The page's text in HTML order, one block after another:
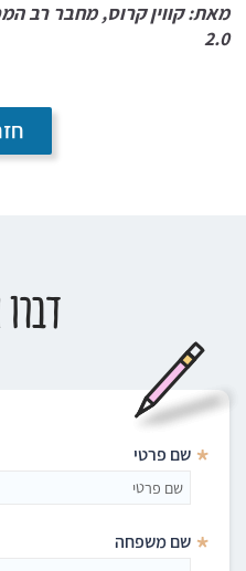
מאת: קווין קרוס, מחבר רב
2.0
שם פרטי *
שם משפחה *